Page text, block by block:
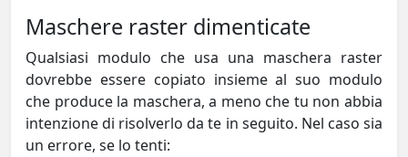
Maschere raster dimenticate
Qualsiasi modulo che usa una maschera raster
dovrebbe essere copiato insieme al suo modulo
che produce la maschera, a meno che tu non abbia
intenzione di risolverlo da te in seguito. Nel caso sia
un errore, se lo tenti: